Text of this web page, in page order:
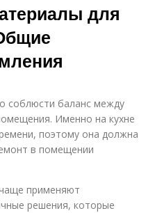
для
соблюсти баланс между
Именно на кухне
поэтому она должна
в помещении
применяют
решения, которые